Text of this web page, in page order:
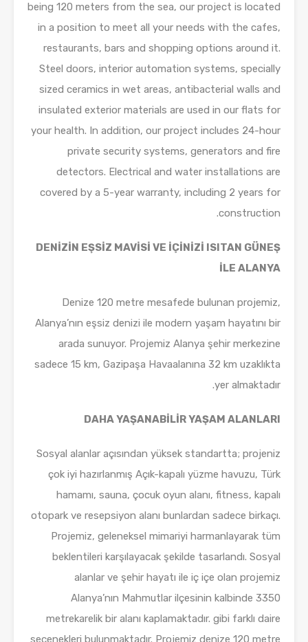
being 120 meters from the sea, our project is located
in a position to meet all your needs with the cafes,
restaurants, bars and shopping options around it.
Steel doors, interior automation systems, specially
sized ceramics in wet areas, antibacterial walls and
insulated exterior materials are used in our flats for
your health. In addition, our project includes 24-hour
private security systems, generators and fire
detectors. Electrical and water installations are
covered by a 5-year warranty, including 2 years for
construction.
DENİZİN EŞSİZ MAVİSİ VE İÇİNİZİ ISITAN GÜNEŞ
İLE ALANYA
Denize 120 metre mesafede bulunan projemiz,
Alanya’nın eşsiz denizi ile modern yaşam hayatını bir
arada sunuyor. Projemiz Alanya şehir merkezine
sadece 15 km, Gazipaşa Havaalanına 32 km uzaklıkta
yer almaktadır.
DAHA YAŞANABİLİR YAŞAM ALANLARI
Sosyal alanlar açısından yüksek standartta; projeniz
çok iyi hazırlanmış Açık-kapalı yüzme havuzu, Türk
hamamı, sauna, çocuk oyun alanı, fitness, kapalı
otopark ve resepsiyon alanı bunlardan sadece birkaçı.
Projemiz, geleneksel mimariyi harmanlayarak tüm
beklentileri karşılayacak şekilde tasarlandı. Sosyal
alanlar ve şehir hayatı ile iç içe olan projemiz
Alanya’nın Mahmutlar ilçesinin kalbinde 3350
metrekarelik bir alanı kaplamaktadır. gibi farklı daire
seçenekleri bulunmaktadır. Projemiz denize 120 metre